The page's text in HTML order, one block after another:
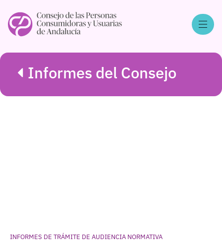
Informes del Consejo
INFORMES DE TRÁMITE DE AUDIENCIA NORMATIVA